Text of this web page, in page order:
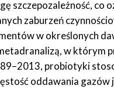
szczepozależność,
zaburzeń
w określonych
w którym
probiotyki
oddawania